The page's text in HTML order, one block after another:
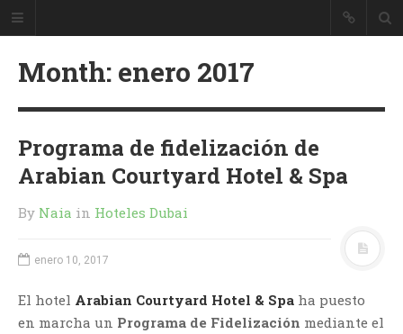
Month: enero 2017
Programa de fidelización de
Arabian Courtyard Hotel & Spa
By Naia in Hoteles Dubai
enero 10, 2017
El hotel Arabian Courtyard Hotel & Spa ha puesto
en marcha un Programa de Fidelización mediante el